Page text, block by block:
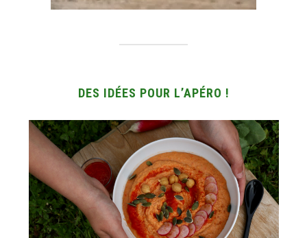
DES IDÉES POUR L’APÉRO !